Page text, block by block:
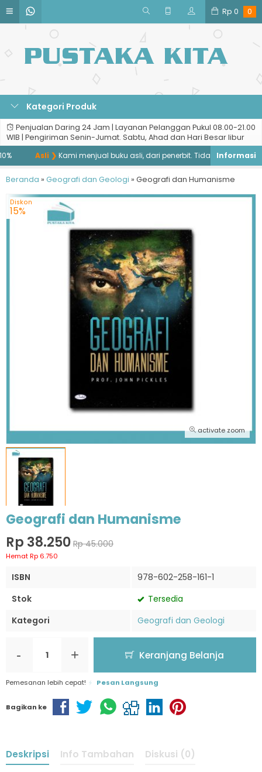
Rp 0 0
Kategori Produk
Penjualan Daring 24 Jam | Layanan Pelanggan Pukul 08.00-21.00
WIB | Pengiriman Senin-Jumat. Sabtu, Ahad dan Hari Besar libur
Asli ❯ Kami menjual buku asli, dari penerbit. Tidak menjual
Beranda » Geografi dan Geologi » Geografi dan Humanisme
activate zoom
Diskon
15%
Geografi dan Humanisme
Rp 38.250 Rp 45.000
Hemat Rp 6.750
ISBN
978-602-258-161-1
Stok
Tersedia
Kategori
Geografi dan Geologi
- + Keranjang Belanja
Pemesanan lebih cepat! Pesan Langsung
Bagikan ke
Deskripsi Info Tambahan Diskusi (0)